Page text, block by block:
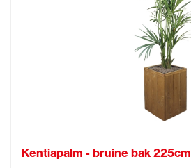
Kentiapalm - bruine bak 225cm